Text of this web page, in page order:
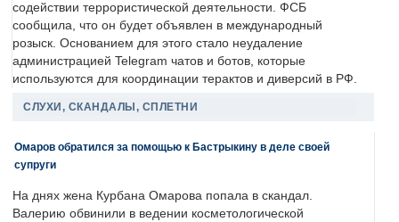
содействии террористической деятельности. ФСБ
сообщила, что он будет объявлен в международный
розыск. Основанием для этого стало неудаление
администрацией Telegram чатов и ботов, которые
используются для координации терактов и диверсий в РФ.
СЛУХИ, СКАНДАЛЫ, СПЛЕТНИ
Омаров обратился за помощью к Бастрыкину в деле своей
супруги
На днях жена Курбана Омарова попала в скандал.
Валерию обвинили в ведении косметологической